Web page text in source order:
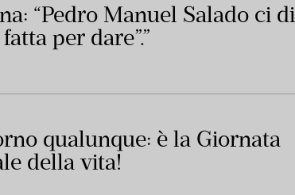
“Pedro Manuel Salado ci
per dare”.”
qualunque: è la Giornata
della vita!